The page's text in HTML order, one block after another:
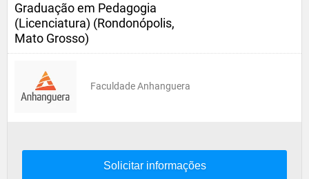
Graduação em Pedagogia
(Licenciatura) (Rondonópolis,
Mato Grosso)
Faculdade Anhanguera
Solicitar informações